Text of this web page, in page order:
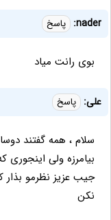
nader: پاسخ
بوی رانت میاد
علی: پاسخ
سلام ، همه گفتند
بیامرزه ولی اینجوری
جیب عزیز نظرمو بذار
نکن